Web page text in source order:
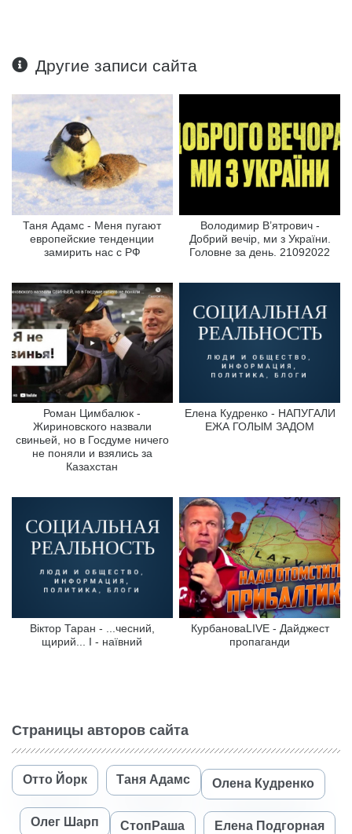
Другие записи сайта
Таня Адамс - Меня пугают
европейские тенденции
замирить нас с РФ
Володимир В’ятрович -
Добрий вечір, ми з України.
Головне за день. 21092022
Роман Цимбалюк -
Жириновского назвали
свиньей, но в Госдуме ничего
не поняли и взялись за
Казахстан
Елена Кудренко - НАПУГАЛИ
ЕЖА ГОЛЫМ ЗАДОМ
Віктор Таран - ...чесний,
щирий... І - наївний
КурбановаLIVE - Дайджест
пропаганди
Страницы авторов сайта
Отто Йорк Таня Адамс Олена Кудренко
Олег Шарп СтопРаша Елена Подгорная